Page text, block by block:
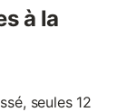
à la
seules 12